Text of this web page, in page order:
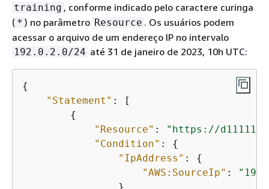
training , conforme indicado pelo caractere curinga
( * ) no parâmetro Resource . Os usuários podem
acessar o arquivo de um endereço IP no intervalo
192.0.2.0/24 até 31 de janeiro de 2023, 10h UTC:
{
"Statement" : [
{
"Resource" :
"https://
"Condition" : {
"IpAddress" : {
"AWS:SourceIp" :